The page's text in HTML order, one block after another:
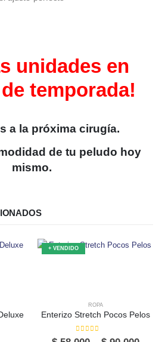
unidades en
temporada!
a la próxima cirugía.
de tu peludo hoy
mismo.
+ VENDIDO
ROPA
Enterizo Stretch Pocos Pelos
0out of 5